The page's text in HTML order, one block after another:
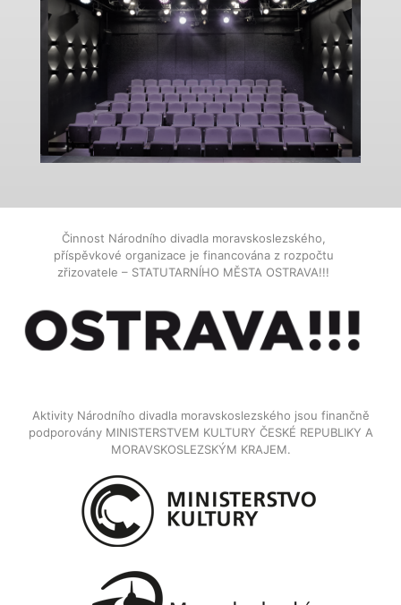
Činnost Národního divadla moravskoslezského,
příspěvkové organizace je financována z rozpočtu
zřizovatele – STATUTARNÍHO MĚSTA OSTRAVA!!!
Aktivity Národního divadla moravskoslezského jsou finančně
podporovány MINISTERSTVEM KULTURY ČESKÉ REPUBLIKY A
MORAVSKOSLEZSKÝM KRAJEM.